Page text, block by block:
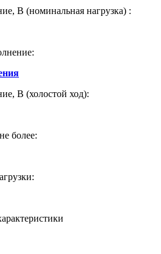
В (номинальная нагрузка) :
В (холостой ход):
более: